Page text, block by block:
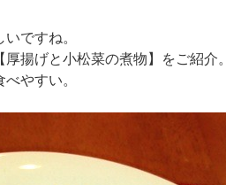
ですね。
厚揚げと小松菜の煮物】をご紹介。
やすい。